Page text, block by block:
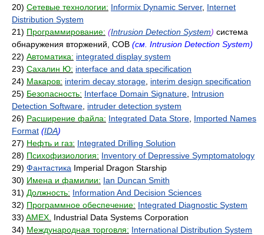
20) Сетевые технологии: Informix Dynamic Server, Internet
Distribution System
21) Программирование: (Intrusion Detection System) система
обнаружения вторжений, СОВ (см. Intrusion Detection System)
22) Автоматика: integrated display system
23) Сахалин Ю: interface and data specification
24) Макаров: interim decay storage interim design specification
25) Безопасность: Interface Domain Signature Intrusion
Detection Software intruder detection system
26) Расширение файла: Integrated Data Store Imported Names
Format (IDA)
27) Нефть и газ: Integrated Drilling Solution
28) Психофизиология: Inventory of Depressive Symptomatology
29) Фантастика Imperial Dragon Starship
30) Имена и фамилии: Ian Duncan Smith
31) Должность: Information And Decision Sciences
32) Программное обеспечение: Integrated Diagnostic System
33) AMEX. Industrial Data Systems Corporation
34) Международная торговля: International Distribution System